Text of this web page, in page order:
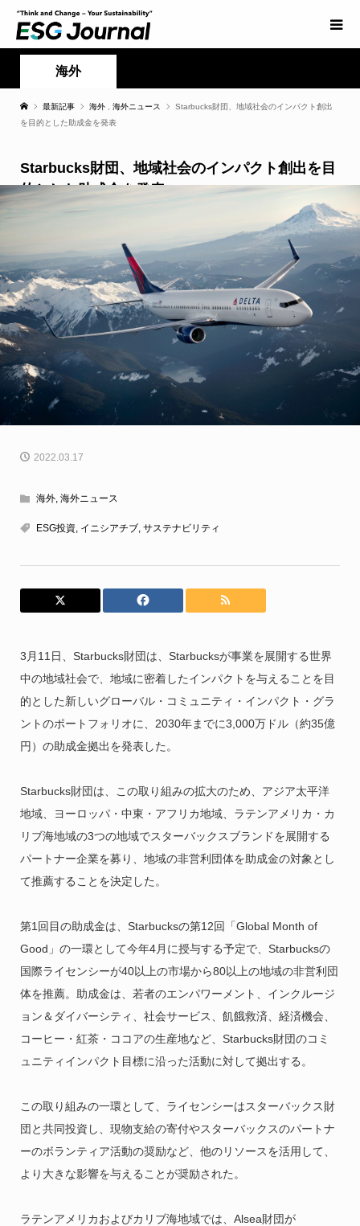
海外
最新記事 海外 海外ニュース
Starbucks財団、地域社会のインパクト創出
を目的とした助成金を発表
Starbucks財団、地域社会のインパクト創出を目
的とした助成金を発表
2022.03.17
海外, 海外ニュース
ESG投資, イニシアチブ, サステナビリティ
3月11日、Starbucks財団は、Starbucksが事業を展開する世界
中の地域社会で、地域に密着したインパクトを与えることを目
的とした新しいグローバル・コミュニティ・インパクト・グラ
ントのポートフォリオに、2030年までに3,000万ドル（約35億
円）の助成金拠出を発表した。
Starbucks財団は、この取り組みの拡大のため、アジア太平洋
地域、ヨーロッパ・中東・アフリカ地域、ラテンアメリカ・カ
リブ海地域の3つの地域でスターバックスブランドを展開する
パートナー企業を募り、地域の非営利団体を助成金の対象とし
て推薦することを決定した。
第1回目の助成金は、 Starbucksの第12回「Global Month of
Good」の一環として今年4月に授与する予定で、 Starbucksの
国際ライセンシーが40以上の市場から80以上の地域の非営利団
体を推薦。助成金は、若者のエンパワーメント、インクルージ
ョン＆ダイバーシティ、社会サービス、飢餓救済、経済機会、
コーヒー・紅茶・ココアの生産地など、 Starbucks財団のコミ
ュニティインパクト目標に沿った活動に対して拠出する。
この取り組みの一環として、ライセンシーはスターバックス財
団と共同投資し、現物支給の寄付やスターバックスのパートナ
ーのボランティア活動の奨励など、他のリソースを活用して、
より大きな影響を与えることが奨励された。
ラテンアメリカおよびカリブ海地域では、Alsea財団が